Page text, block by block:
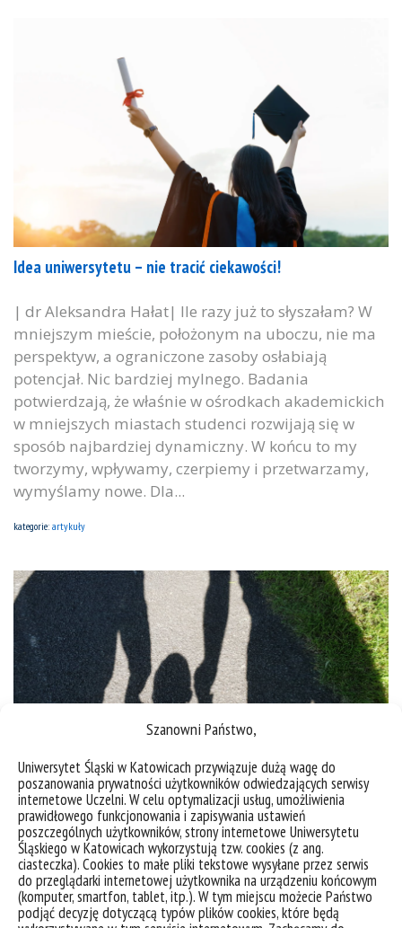
Szanowni Państwo,
Uniwersytet Śląski w Katowicach przywiązuje dużą wagę do
poszanowania prywatności użytkowników odwiedzających serwisy
internetowe Uczelni. W celu optymalizacji usług, umożliwienia
prawidłowego funkcjonowania i zapisywania ustawień
poszczególnych użytkowników, strony internetowe Uniwersytetu
Śląskiego w Katowicach wykorzystują tzw. cookies (z ang.
ciasteczka). Cookies to małe pliki tekstowe wysyłane przez serwis
do przeglądarki internetowej użytkownika na urządzeniu końcowym
(komputer, smartfon, tablet, itp.). W tym miejscu możecie Państwo
podjąć decyzję dotyczącą typów plików cookies, które będą
Idea uniwersytetu – nie tracić ciekawości!
| dr Aleksandra Hałat| Ile razy już to słyszałam? W
mniejszym mieście, położonym na uboczu, nie ma
perspektyw, a ograniczone zasoby osłabiają
potencjał. Nic bardziej mylnego. Badania
potwierdzają, że właśnie w ośrodkach akademickich
w mniejszych miastach studenci rozwijają się w
sposób najbardziej dynamiczny. W końcu to my
tworzymy, wpływamy, czerpiemy i przetwarzamy,
wymyślamy nowe. Dla...
kategorie: artykuły
Kształtowanie się roli rodzicielskiej
| dr Paulina Puszcz, nauki o rodzinie| Pełnienie roli
rodzicielskiej jest znaczące w biografii. W
perspektywie rozwojowej, rola rodzicielska